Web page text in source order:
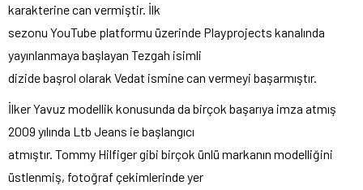
karakterine can vermiştir. İlk
sezonu YouTube platformu üzerinde Playprojects kanalında
yayınlanmaya başlayan Tezgah isimli
dizide başrol olarak Vedat ismine can vermeyi başarmıştır.
İlker Yavuz modellik konusunda da birçok başarıya imza atmış
2009 yılında Ltb Jeans ie başlangıcı
atmıştır. Tommy Hilfiger gibi birçok ünlü markanın modelliğini
üstlenmiş, fotoğraf çekimlerinde yer